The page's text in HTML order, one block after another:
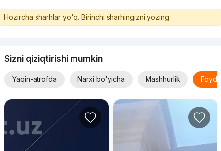
Hozircha sharhlar yo'q. Birinchi sharhingizni yozing
Sizni qiziqtirishi mumkin
Yaqin-atrofda Narxi bo'yicha Mashhurlik